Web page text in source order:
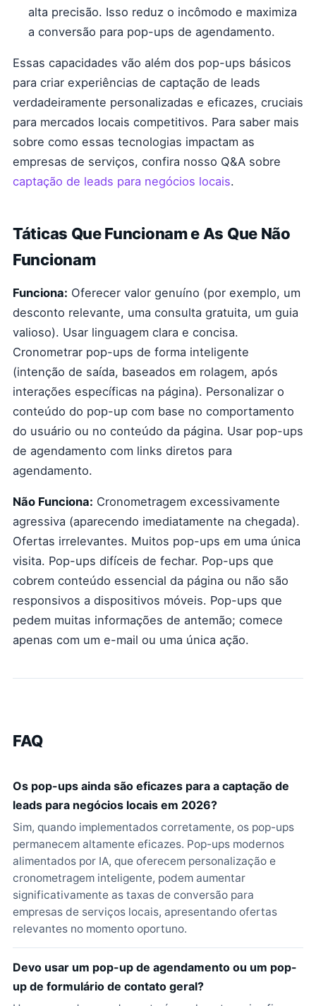
alta precisão. Isso reduz o incômodo e maximiza
a conversão para pop-ups de agendamento.
Essas capacidades vão além dos pop-ups básicos
para criar experiências de captação de leads
verdadeiramente personalizadas e eficazes, cruciais
para mercados locais competitivos. Para saber mais
sobre como essas tecnologias impactam as
empresas de serviços, confira nosso Q&A sobre
captação de leads para negócios locais.
Táticas Que Funcionam e As Que Não
Funcionam
Funciona: Oferecer valor genuíno (por exemplo, um
desconto relevante, uma consulta gratuita, um guia
valioso). Usar linguagem clara e concisa.
Cronometrar pop-ups de forma inteligente
(intenção de saída, baseados em rolagem, após
interações específicas na página). Personalizar o
conteúdo do pop-up com base no comportamento
do usuário ou no conteúdo da página. Usar pop-ups
de agendamento com links diretos para
agendamento.
Não Funciona: Cronometragem excessivamente
agressiva (aparecendo imediatamente na chegada).
Ofertas irrelevantes. Muitos pop-ups em uma única
visita. Pop-ups difíceis de fechar. Pop-ups que
cobrem conteúdo essencial da página ou não são
responsivos a dispositivos móveis. Pop-ups que
pedem muitas informações de antemão; comece
apenas com um e-mail ou uma única ação.
FAQ
Os pop-ups ainda são eficazes para a captação de
leads para negócios locais em 2026?
Sim, quando implementados corretamente, os pop-ups
permanecem altamente eficazes. Pop-ups modernos
alimentados por IA, que oferecem personalização e
cronometragem inteligente, podem aumentar
significativamente as taxas de conversão para
empresas de serviços locais, apresentando ofertas
relevantes no momento oportuno.
Devo usar um pop-up de agendamento ou um pop-
up de formulário de contato geral?